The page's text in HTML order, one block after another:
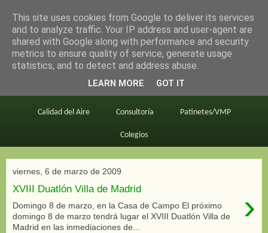
en bici por madrid
Este blog BiciMAD Primeros consejos
Calidad del Aire Consultoría Patinetes/VMP
Colegios
viernes, 6 de marzo de 2009
XVIII Duatlón Villa de Madrid ›
Domingo 8 de marzo, en la Casa de Campo El próximo
domingo 8 de marzo tendrá lugar el XVIII Duatlón Villa de
Madrid en las inmediaciones de...
This site uses cookies from Google to deliver its services
and to analyze traffic. Your IP address and user-agent are
shared with Google along with performance and security
metrics to ensure quality of service, generate usage
statistics, and to detect and address abuse.
LEARN MORE GOT IT